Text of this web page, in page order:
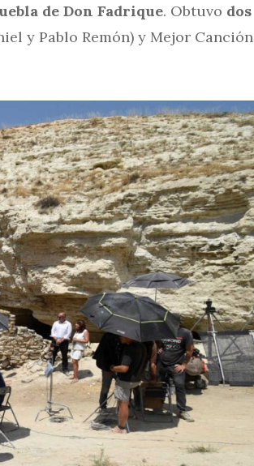
de Don Fadrique. Obtuvo dos
y Pablo Remón) y Mejor Canción